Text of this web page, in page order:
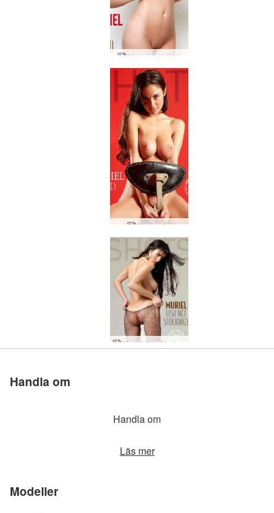
Muriel röd bikini
Muriel röd
Muriel röd och gul
Muriel skogsstudio
Muriel Svart bikini
Muriel fitnessboll
Handla om
Handla om
Läs mer
Modeller